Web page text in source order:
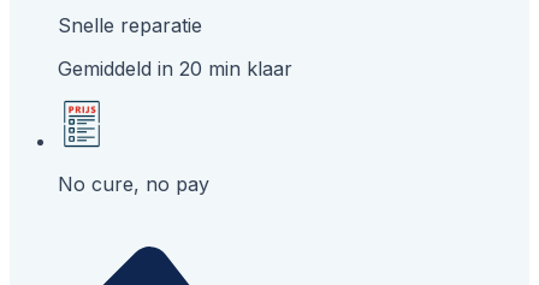
Snelle reparatie
Gemiddeld in 20 min klaar
No cure, no pay